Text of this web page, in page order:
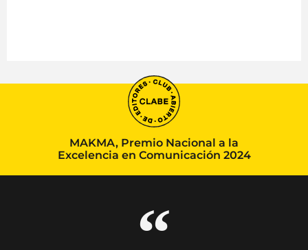
MAKMA, Premio Nacional a la
Excelencia en Comunicación 2024